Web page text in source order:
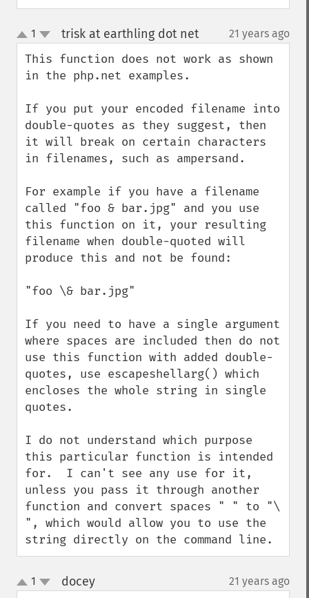
up
down
1 trisk at earthling dot net¶ 21 years ago
This function does not work as shown
in the php.net examples.
If you put your encoded filename into
double-quotes as they suggest, then
it will break on certain characters
in filenames, such as ampersand.
For example if you have a filename
called "foo & bar.jpg" and you use
this function on it, your resulting
filename when double-quoted will
produce this and not be found:
"foo \& bar.jpg"
If you need to have a single argument
where spaces are included then do not
use this function with added double-
quotes, use escapeshellarg() which
encloses the whole string in single
quotes.
I do not understand which purpose
this particular function is intended
for.  I can't see any use for it,
unless you pass it through another
function and convert spaces " " to "\
", which would allow you to use the
string directly on the command line.
up
down
1 docey¶ 21 years ago